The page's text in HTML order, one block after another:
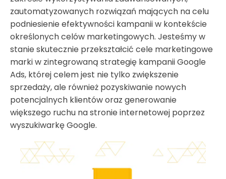
zautomatyzowanych rozwiązań mających na celu
podniesienie efektywności kampanii w kontekście
określonych celów marketingowych. Jesteśmy w
stanie skutecznie przekształcić cele marketingowe
marki w zintegrowaną strategię kampanii Google
Ads, której celem jest nie tylko zwiększenie
sprzedaży, ale również pozyskiwanie nowych
potencjalnych klientów oraz generowanie
większego ruchu na stronie internetowej poprzez
wyszukiwarkę Google.